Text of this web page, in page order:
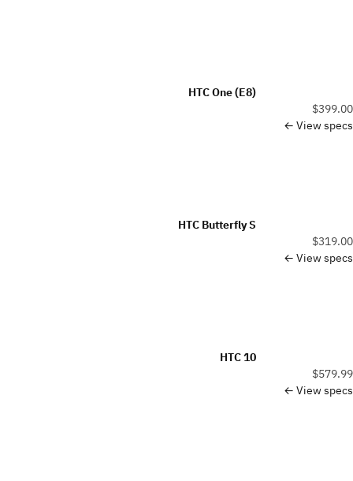
HTC One (E8)
$399.00
View specs ←
HTC Butterfly S
$319.00
View specs ←
HTC 10
$579.99
View specs ←